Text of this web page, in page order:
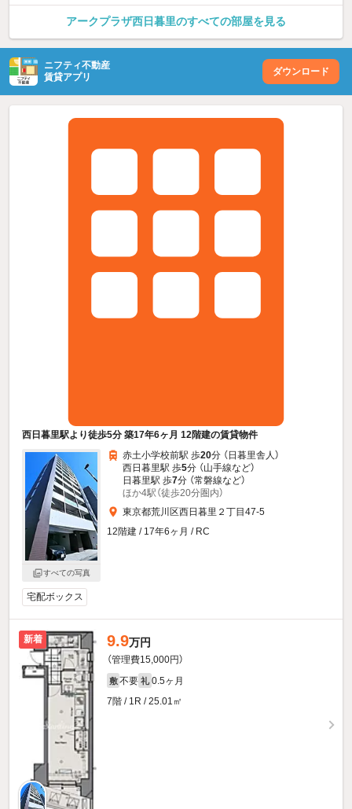
アークプラザ西日暮里のすべての部屋を見る
ニフティ不動産
賃貸アプリ
ダウンロード
西日暮里駅より徒歩5分 築17年6ヶ月 12階建の賃貸物件
すべての写真
赤土小学校前駅 歩20分 （日暮里舎人）
西日暮里駅 歩5分 （山手線など）
日暮里駅 歩7分 （常磐線など）
ほか4駅（徒歩20分圏内）
東京都荒川区西日暮里２丁目47-5
12階建 / 17年6ヶ月 / RC
宅配ボックス
新着 9.9万円
（管理費15,000円）
敷 不要 礼 0.5ヶ月
7階 / 1R / 25.01㎡